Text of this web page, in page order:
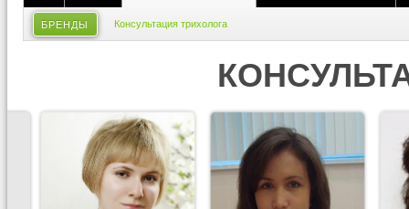
БРЕНДЫ Консультация трихолога